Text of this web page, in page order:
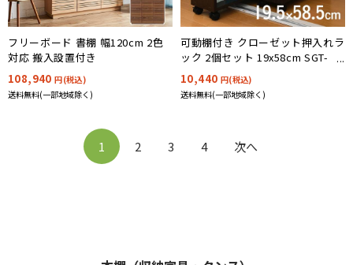
フリーボード 書棚 幅120cm 2色
対応 搬入設置付き
108,940円(税込)
送料無料(一部地域除く)
可動棚付き クローゼット押入れラ
ック 2個セット 19x58cm SGT-
0128
10,440 円(税込)
送料無料(一部地域除く)
1 2 3 4 次へ